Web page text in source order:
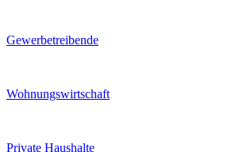
Gewerbetreibende
Wohnungswirtschaft
Private Haushalte